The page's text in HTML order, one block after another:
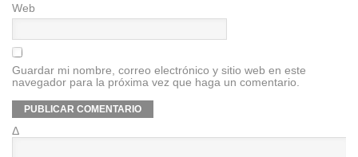
Web
Guardar mi nombre, correo electrónico y sitio web en este
navegador para la próxima vez que haga un comentario.
Δ